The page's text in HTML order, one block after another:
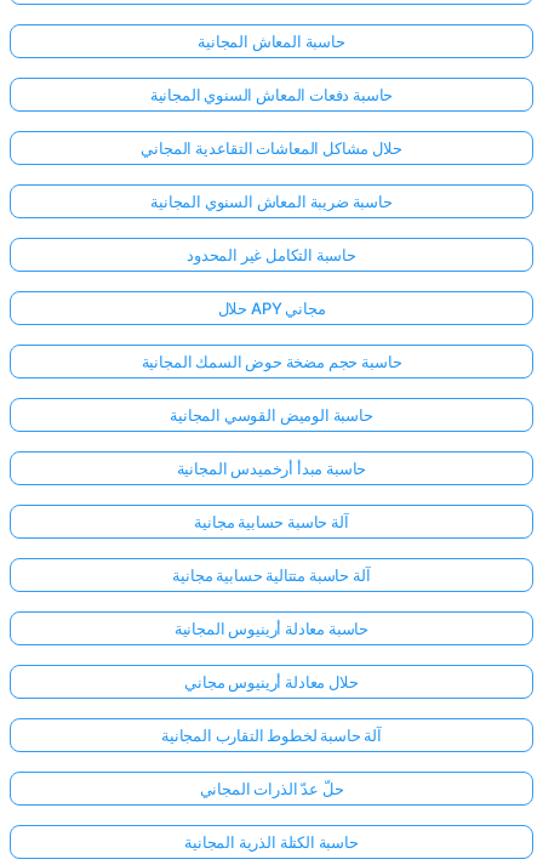
حاسبة المعاش المجانية
حاسبة دفعات المعاش السنوي المجانية
حلال مشاكل المعاشات التقاعدية المجاني
حاسبة ضريبة المعاش السنوي المجانية
حاسبة التكامل غير المحدود
حلال APY مجاني
حاسبة حجم مضخة حوض السمك المجانية
حاسبة الوميض القوسي المجانية
حاسبة مبدأ أرخميدس المجانية
آلة حاسبة حسابية مجانية
آلة حاسبة متتالية حسابية مجانية
حاسبة معادلة أرينيوس المجانية
حلال معادلة أرينيوس مجاني
آلة حاسبة لخطوط التقارب المجانية
حلّ عدّ الذرات المجاني
حاسبة الكتلة الذرية المجانية